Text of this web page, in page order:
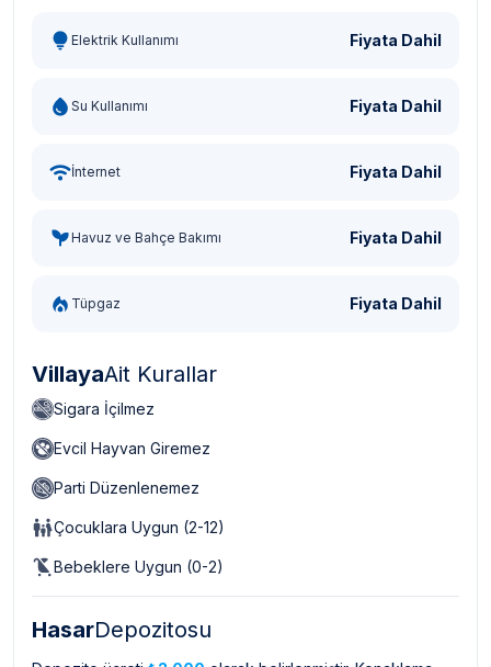
Elektrik Kullanımı Fiyata Dahil
Su Kullanımı Fiyata Dahil
İnternet Fiyata Dahil
Havuz ve Bahçe Bakımı Fiyata Dahil
Tüpgaz Fiyata Dahil
VillayaAit Kurallar
Sigara İçilmez
Evcil Hayvan Giremez
Parti Düzenlenemez
Çocuklara Uygun (2-12)
Bebeklere Uygun (0-2)
HasarDepozitosu